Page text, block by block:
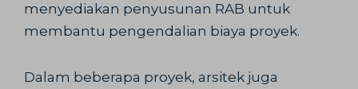
menyediakan penyusunan RAB untuk
membantu pengendalian biaya proyek.
Dalam beberapa proyek, arsitek juga